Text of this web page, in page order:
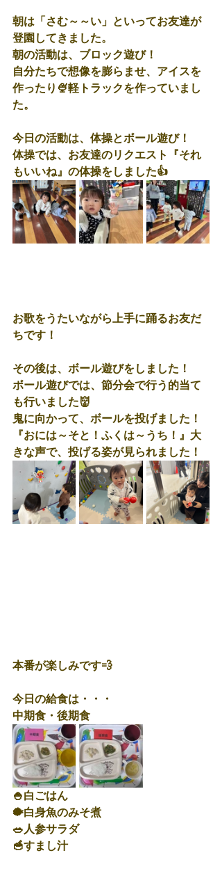
朝は「さむ～～い」といってお友達が
登園してきました。
朝の活動は、ブロック遊び！
自分たちで想像を膨らませ、アイスを
作ったり🍨軽トラックを作っていまし
た。
今日の活動は、体操とボール遊び！
体操では、お友達のリクエスト『それ
もいいね』の体操をしました👍
お歌をうたいながら上手に踊るお友だ
ちです！
その後は、ボール遊びをしました！
ボール遊びでは、節分会で行う的当て
も行いました👹
鬼に向かって、ボールを投げました！
『おには～そと！ふくは～うち！』大
きな声で、投げる姿が見られました！
本番が楽しみです💨
今日の給食は・・・
中期食・後期食
🍚白ごはん
🐡白身魚のみそ煮
🥗人参サラダ
🥣すまし汁